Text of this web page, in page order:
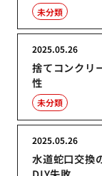
未分類
捨てコンクリ
性
2025.05.26
未分類
水道蛇口交換
2025.05.26